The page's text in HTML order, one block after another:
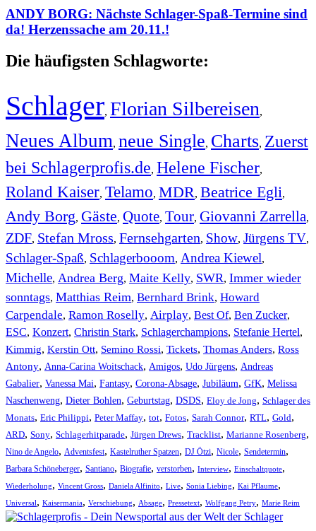
ANDY BORG: Nächste Schlager-Spaß-Termine sind
da! Herzenssache am 20.11.!
Die häufigsten Schlagworte:
Schlager, Florian Silbereisen,
Neues Album, neue Single, Charts, Zuerst
bei Schlagerprofis.de, Helene Fischer,
Roland Kaiser, Telamo, MDR, Beatrice Egli,
Andy Borg, Gäste, Quote, Tour, Giovanni Zarrella,
ZDF, Stefan Mross, Fernsehgarten, Show, Jürgens TV,
Schlager-Spaß, Schlagerbooom, Andrea Kiewel,
Michelle, Andrea Berg, Maite Kelly, SWR, Immer wieder
sonntags, Matthias Reim, Bernhard Brink, Howard
Carpendale, Ramon Roselly, Airplay, Best Of, Ben Zucker,
ESC, Konzert, Christin Stark, Schlagerchampions, Stefanie Hertel,
Kimmig, Kerstin Ott, Semino Rossi, Tickets, Thomas Anders, Ross
Antony, Anna-Carina Woitschack, Amigos, Udo Jürgens, Andreas
Gabalier, Vanessa Mai, Fantasy, Corona-Absage, Jubiläum, GfK, Melissa
Naschenweng, Dieter Bohlen, Geburtstag, DSDS, Eloy de Jong, Schlager des
Monats, Eric Philippi, Peter Maffay, tot, Fotos, Sarah Connor, RTL, Gold,
ARD, Sony, Schlagerhitparade, Jürgen Drews, Tracklist, Marianne Rosenberg,
Nino de Angelo, Adventsfest, Kastelruther Spatzen, DJ Ötzi, Nicole, Sendetermin,
Barbara Schöneberger, Santiano, Biografie, verstorben, Interview, Einschaltquote,
Wiederholung, Vincent Gross, Daniela Alfinito, Live, Sonia Liebing, Kai Pflaume,
Universal, Kaisermania, Verschiebung, Absage, Pressetext, Wolfgang Petry, Marie Reim